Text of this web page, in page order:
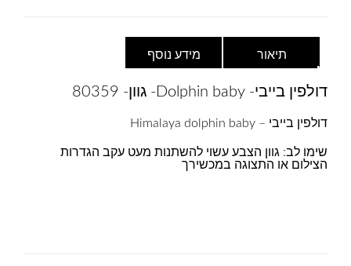
תיאור מידע נוסף
דולפין בייבי- Dolphin baby- גוון- 80359
דולפין בייבי – Himalaya dolphin baby
שימו לב: גוון הצבע עשוי להשתנות מעט עקב הגדרות
הצילום או התצוגה במכשירך